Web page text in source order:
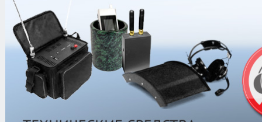
оборудование
Контроль доступа
Услуги
Аренда оборудования